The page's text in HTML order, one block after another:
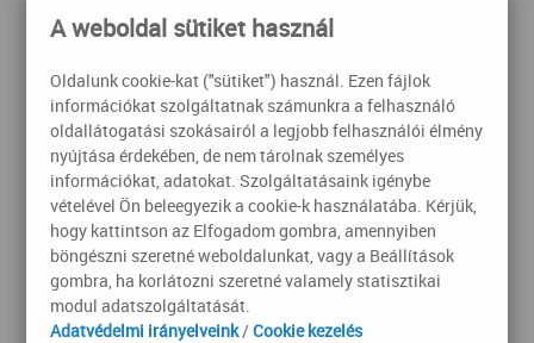
A weboldal sütiket használ
Oldalunk cookie-kat ("sütiket") használ. Ezen fájlok
információkat szolgáltatnak számunkra a felhasználó
oldallátogatási szokásairól a legjobb felhasználói élmény
nyújtása érdekében, de nem tárolnak személyes
információkat, adatokat. Szolgáltatásaink igénybe
vételével Ön beleegyezik a cookie-k használatába. Kérjük,
hogy kattintson az Elfogadom gombra, amennyiben
böngészni szeretné weboldalunkat, vagy a Beállítások
gombra, ha korlátozni szeretné valamely statisztikai
modul adatszolgáltatását.
Adatvédelmi irányelveink/Cookie kezelés